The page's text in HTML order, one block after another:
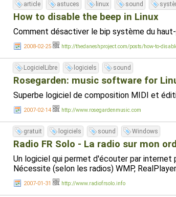
article astuces linux sound
How to disable the beep in Linux
Comment désactiver le bip système du
2008-02-25 http://thedaneshproject.com/posts/how-to-
LogicielLibre logiciels sound
Rosegarden: music software for
Superbe logiciel de composition MIDI et
2007-02-14 http://www.rosegardenmusic.com
gratuit logiciels sound Windows
Radio FR Solo - La radio sur mon
Un logiciel qui permet d'écouter par internet
Nécessite (selon les radios) WMP,
2007-01-31 http://www.radiofrsolo.info